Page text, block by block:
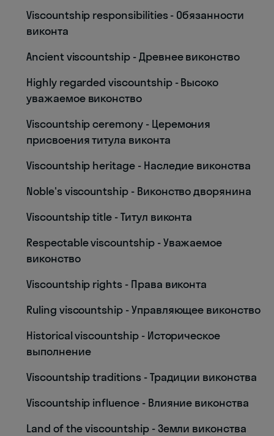
Viscountship responsibilities - Обязанности
виконта
Ancient viscountship - Древнее виконство
Highly regarded viscountship - Высоко
уважаемое виконство
Viscountship ceremony - Церемония
присвоения титула виконта
Viscountship heritage - Наследие виконства
Noble's viscountship - Виконство дворянина
Viscountship title - Титул виконта
Respectable viscountship - Уважаемое
виконство
Viscountship rights - Права виконта
Ruling viscountship - Управляющее виконство
Historical viscountship - Историческое
выполнение
Viscountship traditions - Традиции виконства
Viscountship influence - Влияние виконства
Land of the viscountship - Земли виконства